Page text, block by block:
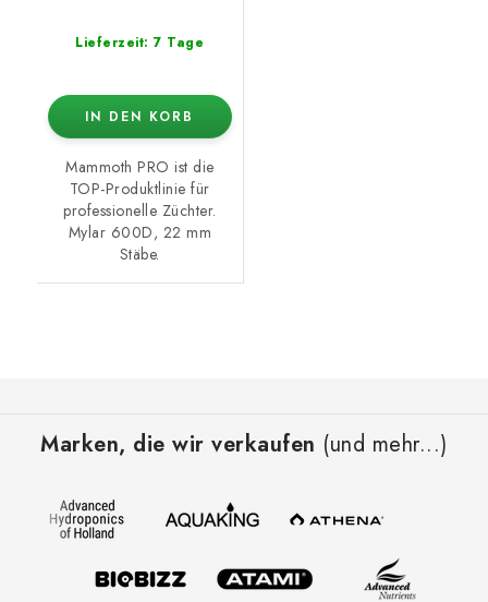
Lieferzeit: 7 Tage
IN DEN KORB
Mammoth PRO ist die
TOP-Produktlinie für
professionelle Züchter.
Mylar 600D, 22 mm
Stäbe.
Marken, die wir verkaufen (und mehr...)